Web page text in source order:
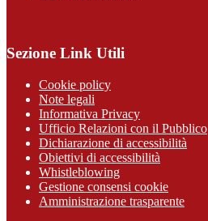
Sezione Link Utili
Cookie policy
Note legali
Informativa Privacy
Ufficio Relazioni con il Pubblico
Dichiarazione di accessibilità
Obiettivi di accessibilità
Whistleblowing
Gestione consensi cookie
Amministrazione trasparente